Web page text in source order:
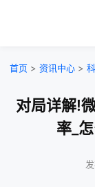
首页 > 资讯中心 >
对局详解!
率_